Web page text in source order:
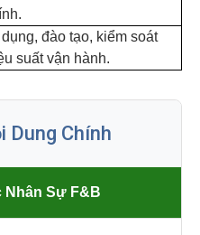
đào tạo, kiểm soát
suất vận hành.
Dung Chính
Nhân Sự F&B